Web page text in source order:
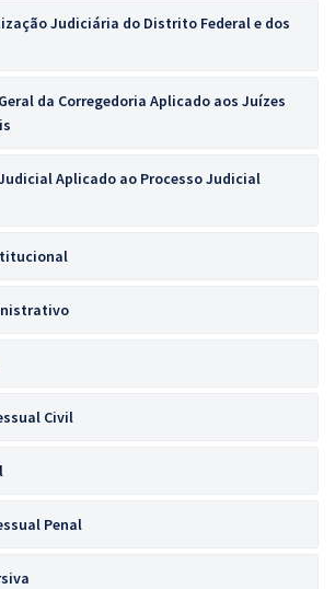
Judiciária do Distrito Federal e dos
da Corregedoria Aplicado aos Juízes
Aplicado ao Processo Judicial
Civil
Penal